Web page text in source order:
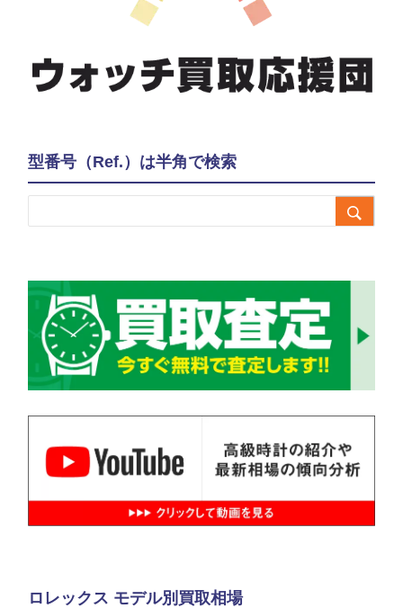
型番号（Ref.）は半角で検索

ロレックス モデル別買取相場